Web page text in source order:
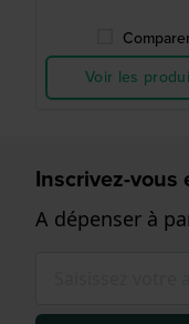
Voir les
Inscrivez-
A dépenser à